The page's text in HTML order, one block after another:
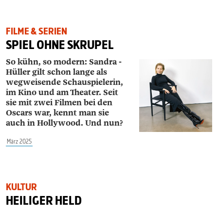
FILME & SERIEN
SPIEL OHNE SKRUPEL
So kühn, so modern: ­Sandra ­
Hüller gilt schon lange als
wegweisende Schauspielerin,
im Kino und am Theater. Seit
sie mit zwei Filmen bei den
Oscars war, kennt man sie
auch in Hollywood. Und nun?
März 2025
KULTUR
HEILIGER HELD